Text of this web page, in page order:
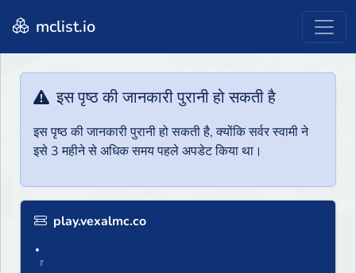
mclist.io
इस पृष्ठ की जानकारी पुरानी हो सकती है
इस पृष्ठ की जानकारी पुरानी हो सकती है, क्योंकि सर्वर स्वामी ने
इसे 3 महीने से अधिक समय पहले अपडेट किया था।
play.vexalmc.co
•
『